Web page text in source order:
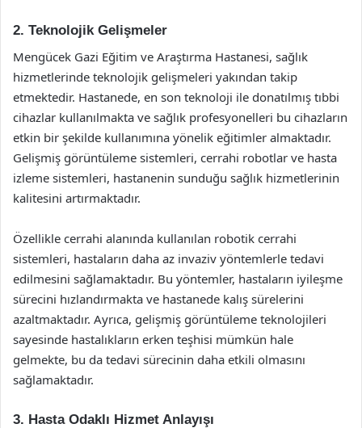
2. Teknolojik Gelişmeler
Mengücek Gazi Eğitim ve Araştırma Hastanesi, sağlık
hizmetlerinde teknolojik gelişmeleri yakından takip
etmektedir. Hastanede, en son teknoloji ile donatılmış tıbbi
cihazlar kullanılmakta ve sağlık profesyonelleri bu cihazların
etkin bir şekilde kullanımına yönelik eğitimler almaktadır.
Gelişmiş görüntüleme sistemleri, cerrahi robotlar ve hasta
izleme sistemleri, hastanenin sunduğu sağlık hizmetlerinin
kalitesini artırmaktadır.
Özellikle cerrahi alanında kullanılan robotik cerrahi
sistemleri, hastaların daha az invaziv yöntemlerle tedavi
edilmesini sağlamaktadır. Bu yöntemler, hastaların iyileşme
sürecini hızlandırmakta ve hastanede kalış sürelerini
azaltmaktadır. Ayrıca, gelişmiş görüntüleme teknolojileri
sayesinde hastalıkların erken teşhisi mümkün hale
gelmekte, bu da tedavi sürecinin daha etkili olmasını
sağlamaktadır.
3. Hasta Odaklı Hizmet Anlayışı